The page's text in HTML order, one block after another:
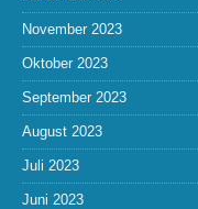
November 2023
Oktober 2023
September 2023
August 2023
Juli 2023
Juni 2023